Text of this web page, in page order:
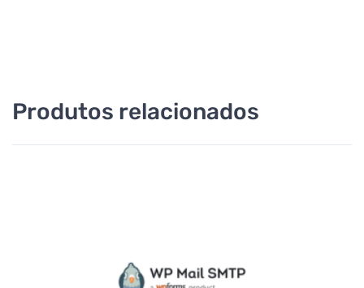
Produtos relacionados